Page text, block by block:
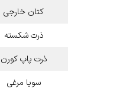
کتان خارجی
ذرت شکسته
ذرت پاپ کورن
سویا مرغی